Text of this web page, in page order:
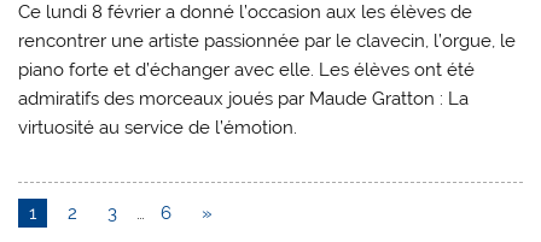
Ce lundi 8 février a donné l’occasion aux les élèves de
rencontrer une artiste passionnée par le clavecin, l’orgue, le
piano forte et d’échanger avec elle. Les élèves ont été
admiratifs des morceaux joués par Maude Gratton : La
virtuosité au service de l’émotion.
1 2 3 … 6 »